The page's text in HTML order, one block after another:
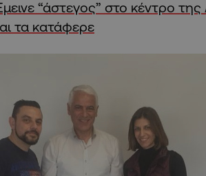
“άστεγος” στο κέντρο
τα κατάφερε